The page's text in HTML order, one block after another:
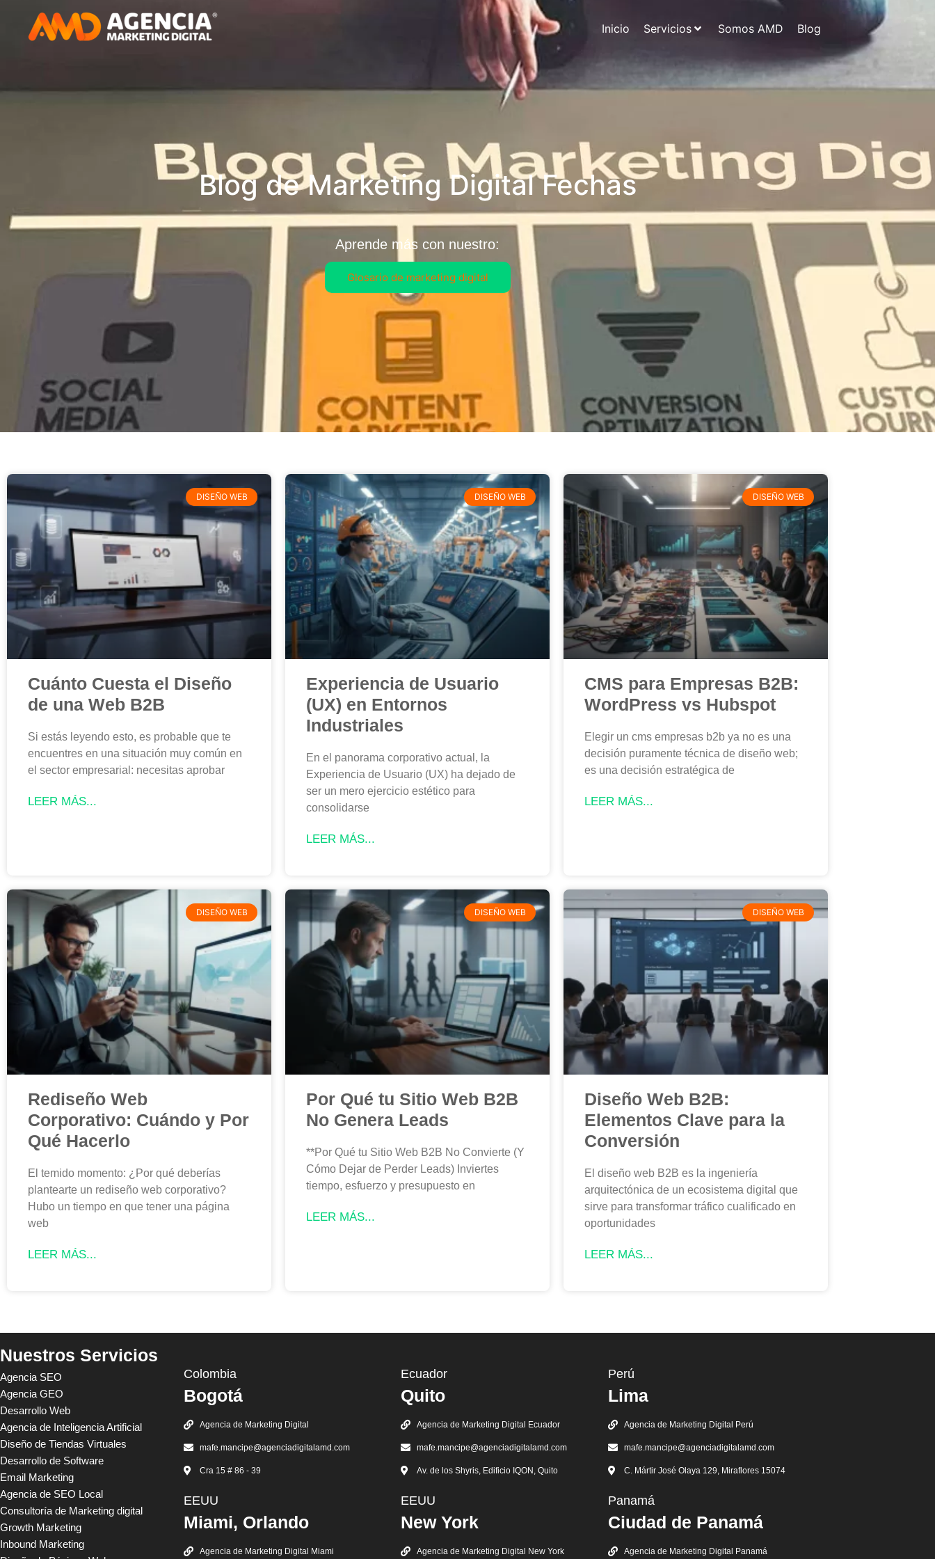
Inicio Servicios Somos AMD Blog
Blog de Marketing Digital Fechas
Aprende más con nuestro:
Glosario de marketing digital
DISEÑO WEB
Cuánto Cuesta el Diseño
de una Web B2B
Si estás leyendo esto, es probable que te
encuentres en una situación muy común en
el sector empresarial: necesitas aprobar
LEER MÁS...
DISEÑO WEB
Experiencia de Usuario
(UX) en Entornos
Industriales
En el panorama corporativo actual, la
Experiencia de Usuario (UX) ha dejado de
ser un mero ejercicio estético para
consolidarse
LEER MÁS...
DISEÑO WEB
CMS para Empresas B2B:
WordPress vs Hubspot
Elegir un cms empresas b2b ya no es una
decisión puramente técnica de diseño web;
es una decisión estratégica de
LEER MÁS...
DISEÑO WEB
Rediseño Web
Corporativo: Cuándo y Por
Qué Hacerlo
El temido momento: ¿Por qué deberías
plantearte un rediseño web corporativo?
Hubo un tiempo en que tener una página
web
LEER MÁS...
DISEÑO WEB
Por Qué tu Sitio Web B2B
No Genera Leads
**Por Qué tu Sitio Web B2B No Convierte (Y
Cómo Dejar de Perder Leads) Inviertes
tiempo, esfuerzo y presupuesto en
LEER MÁS...
DISEÑO WEB
Diseño Web B2B:
Elementos Clave para la
Conversión
El diseño web B2B es la ingeniería
arquitectónica de un ecosistema digital que
sirve para transformar tráfico cualificado en
oportunidades
LEER MÁS...
Nuestros Servicios
Agencia SEO
Agencia GEO
Desarrollo Web
Agencia de Inteligencia Artificial
Diseño de Tiendas Virtuales
Desarrollo de Software
Email Marketing
Agencia de SEO Local
Consultoría de Marketing digital
Growth Marketing
Inbound Marketing
Colombia
Bogotá
Agencia de Marketing Digital
mafe.mancipe@agenciadigitalamd.com
Cra 15 # 86 - 39
EEUU
Miami, Orlando
Agencia de Marketing Digital Miami
Ecuador
Quito
Agencia de Marketing Digital Ecuador
mafe.mancipe@agenciadigitalamd.com
Av. de los Shyris, Edificio IQON, Quito
EEUU
New York
Agencia de Marketing Digital New York
Perú
Lima
Agencia de Marketing Digital Perú
mafe.mancipe@agenciadigitalamd.com
C. Mártir José Olaya 129, Miraflores 15074
Panamá
Ciudad de Panamá
Agencia de Marketing Digital Panamá